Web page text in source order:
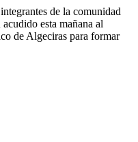
de la comunidad
esta mañana al
de Algeciras para formar